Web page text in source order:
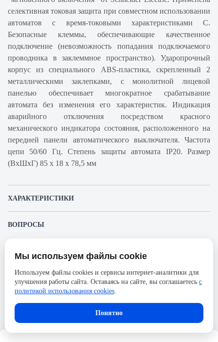
селективная токовая защита при совместном использовании
автоматов с время-токовыми характеристиками С.
Безопасные клеммы, обеспечивающие качественное
подключение (невозможность попадания подключаемого
проводника в заклеммное пространство). Ударопрочный
корпус из специального ABS-пластика, скрепленный 2
металлическими заклепками, с монолитной лицевой
панелью обеспечивает многократное срабатывание
автомата без изменения его характеристик. Индикация
аварийного отключения посредством красного
механического индикатора состояния, расположенного на
передней панели автоматического выключателя. Частота
цепи 50/60 Гц. Степень защиты автомата IP20. Размер
(ВхШхГ) 85 х 18 х 78,5 мм
ХАРАКТЕРИСТИКИ
Производитель
Серия
Acti 9
Номинальный ток
Напряжение, В
72
Количество полюсов
ВОПРОСЫ
Пожалуйста, авторизуйтесь, чтобы иметь
возможность оставлять вопросы.
Представленные изображения и характеристики могут отличаться от реального
без предварительного уведомления. Компания АйДистрибьют не несёт
ответственности в случае не соответствия текущей модели товаров фотографиям,
размещённым в карточке товара.
Мы используем файлы cookie
Используем файлы cookies и сервисы интернет-аналитики для
улучшения работы сайта. Оставаясь на сайте, вы соглашаетесь с
политикой использования cookies.
Понятно